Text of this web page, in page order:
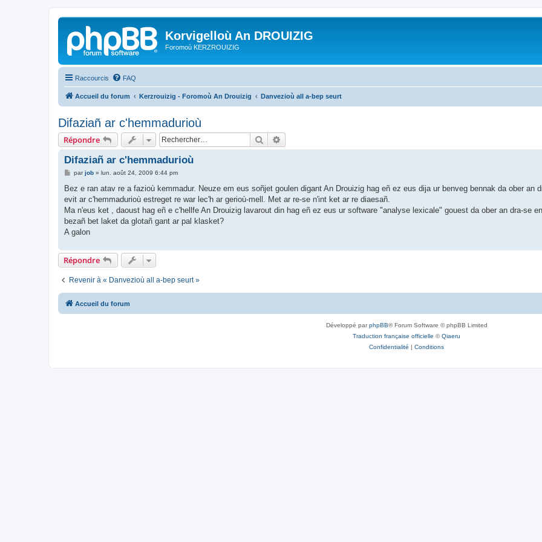
Korvigelloù An DROUIZIG
Foromoù KERZROUIZIG
Raccourcis FAQ
Accueil du forum Kerzrouizig - Foromoù An Drouizig Danvezioù all a-bep seurt
Difaziañ ar c'hemmadurioù
Répondre Rechercher
Difaziañ ar c'hemmadurioù
M
s
a
g
parjob» lun. août 24, 2009 6:44 pm
Bez e ran atav re a fazioù kemmadur. Neuze em eus soñjet goulen digant An Drouizig hag eñ ez eus dija ur benveg bennak da ober an
evit ar c'hemmadurioù estreget re war lec'h ar gerioù-mell. Met ar re-se n'int ket ar re diaesañ.
Ma n'eus ket , daoust hag eñ e c'hellfe An Drouizig lavarout din hag eñ ez eus ur software "analyse lexicale" gouest da ober an dra-se
bezañ bet laket da glotañ gant ar pal klasket?
A galon
Répondre
Revenir à « Danvezioù all a-bep seurt »
Accueil du forum
Développé parphpBB® Forum Software © phpBB Limited
Traduction française officielle ©Qiaeru
Confidentialité | Conditions